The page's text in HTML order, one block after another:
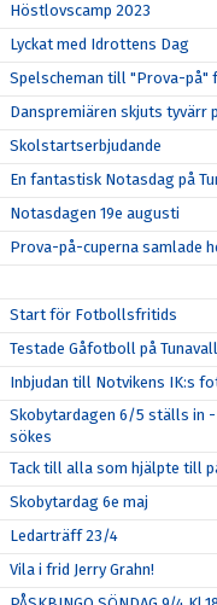
Höstlovscamp 2023
Lyckat med Idrottens Dag
Spelscheman till "Prova-på"
Danspremiären skjuts tyvärr
Skolstartserbjudande
En fantastisk Notasdag på
Notasdagen 19e augusti
Prova-på-cuperna samlade
Start för Fotbollsfritids
Testade Gåfotboll på
Inbjudan till Notvikens IK:s
Skobytardagen 6/5 ställs in
sökes
Tack till alla som hjälpte till
Skobytardag 6e maj
Ledarträff 23/4
Vila i frid Jerry Grahn!